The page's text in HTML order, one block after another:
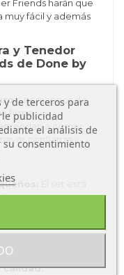
Friends harán que
fácil y además
y Tenedor
de Done by
: Los mangos de
firme,
a comer
confianza y
manos
el desarrollo de
calidad:
y de terceros para
publicidad
el análisis de
su consentimiento